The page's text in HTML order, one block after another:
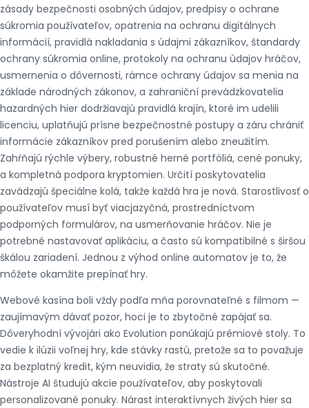
zásady bezpečnosti osobných údajov, predpisy o ochrane
súkromia používateľov, opatrenia na ochranu digitálnych
informácií, pravidlá nakladania s údajmi zákazníkov, štandardy
ochrany súkromia online, protokoly na ochranu údajov hráčov,
usmernenia o dôvernosti, rámce ochrany údajov sa menia na
základe národných zákonov, a zahraniční prevádzkovatelia
hazardných hier dodržiavajú pravidlá krajín, ktoré im udelili
licenciu, uplatňujú prísne bezpečnostné postupy a záru chrániť
informácie zákazníkov pred porušením alebo zneužitím.
Zahŕňajú rýchle výbery, robustné herné portfóliá, cené ponuky,
a kompletná podpora kryptomien. Určití poskytovatelia
zavádzajú špeciálne kolá, takže každá hra je nová. Starostlivosť o
používateľov musí byť viacjazyčná, prostredníctvom
podporných formulárov, na usmerňovanie hráčov. Nie je
potrebné nastavovať aplikáciu, a často sú kompatibilné s širšou
škálou zariadení. Jednou z výhod online automatov je to, že
môžete okamžite prepínať hry.
Webové kasína boli vždy podľa mňa porovnateľné s filmom —
zaujímavým dávať pozor, hoci je to zbytočné zapájať sa.
Dôveryhodní vývojári ako Evolution ponúkajú prémiové stoly. To
vedie k ilúzii voľnej hry, kde stávky rastú, pretože sa to považuje
za bezplatný kredit, kým neuvidia, že straty sú skutočné.
Nástroje AI študujú akcie používateľov, aby poskytovali
personalizované ponuky. Nárast interaktívnych živých hier sa